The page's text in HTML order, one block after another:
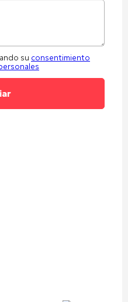
su consentimiento